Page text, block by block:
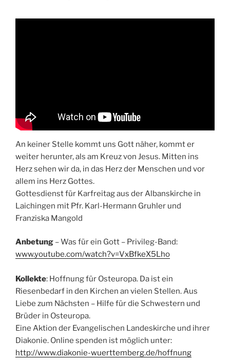
An keiner Stelle kommt uns Gott näher, kommt er
weiter herunter, als am Kreuz von Jesus. Mitten ins
Herz sehen wir da, in das Herz der Menschen und vor
allem ins Herz Gottes.
Gottesdienst für Karfreitag aus der Albanskirche in
Laichingen mit Pfr. Karl-Hermann Gruhler und
Franziska Mangold
Anbetung – Was für ein Gott – Privileg-Band:
www.youtube.com/watch?v=VxBfkeX5Lho
Kollekte: Hoffnung für Osteuropa. Da ist ein
Riesenbedarf in den Kirchen an vielen Stellen. Aus
Liebe zum Nächsten – Hilfe für die Schwestern und
Brüder in Osteuropa.
Eine Aktion der Evangelischen Landeskirche und ihrer
Diakonie. Online spenden ist möglich unter:
http://www.diakonie-wuerttemberg.de/hoffnung